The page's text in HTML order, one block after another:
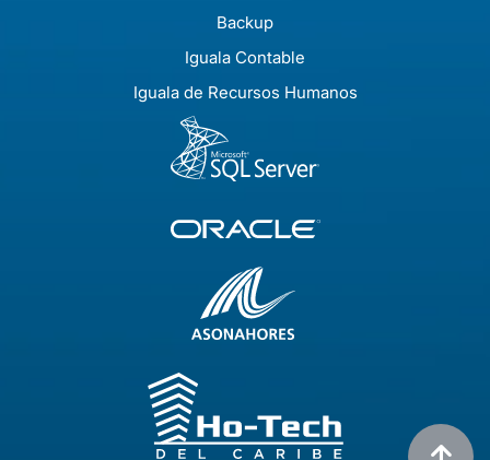
Backup
Iguala Contable
Iguala de Recursos Humanos